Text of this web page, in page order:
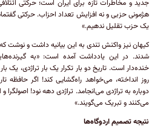
جدید و مخاطرات تازه برای ایران است؛ حرکتی
هژمونی حزبی و نه افزایش تعداد احزاب. حرکتی
یک حزب تقلیل ندهیم.»
کیهان نیز واکنش تندی به این بیانیه داشت و
شدند. در این یادداشت آمده است: «به
خنده‌دار است. تاریخ دو بار تکرار یک بار تراژدی، یک
روز انداخته، می‌خواهد راه‌گشایی کند! اگر حافظه
دوباره به تراژدی می‌انجامد. تراژدی دهه نود!
می‌کنند و تبریک می‌گویند.»
نتیجه تصمیم اردوگاه‌ها